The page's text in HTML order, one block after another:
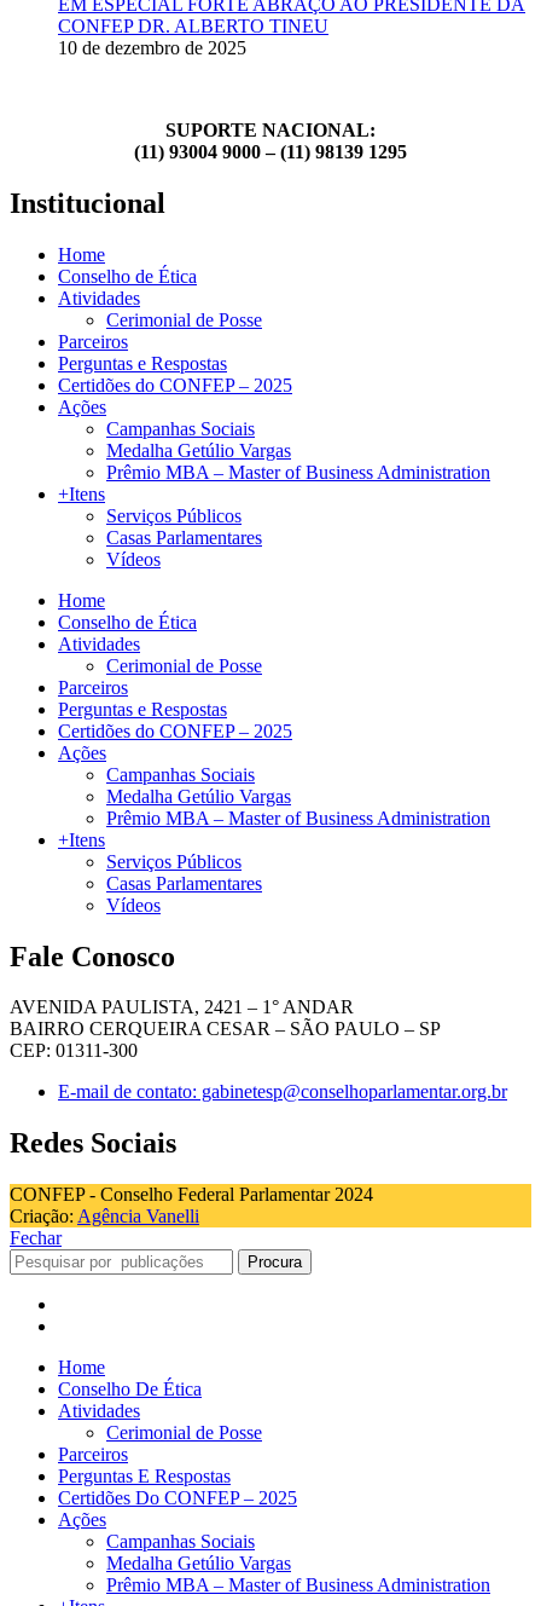
CONFEP DR. ALBERTO TINEU
10 de dezembro de 2025
SUPORTE NACIONAL:
(11) 93004 9000 – (11) 98139 1295
Institucional
Home
Conselho de Ética
Atividades
Cerimonial de Posse
Parceiros
Perguntas e Respostas
Certidões do CONFEP – 2025
Ações
Campanhas Sociais
Medalha Getúlio Vargas
Prêmio MBA – Master of Business Administration
+Itens
Serviços Públicos
Casas Parlamentares
Vídeos
Home
Conselho de Ética
Atividades
Cerimonial de Posse
Parceiros
Perguntas e Respostas
Certidões do CONFEP – 2025
Ações
Campanhas Sociais
Medalha Getúlio Vargas
Prêmio MBA – Master of Business Administration
+Itens
Serviços Públicos
Casas Parlamentares
Vídeos
Fale Conosco
AVENIDA PAULISTA, 2421 – 1° ANDAR
BAIRRO CERQUEIRA CESAR – SÃO PAULO – SP
CEP: 01311-300
E-mail de contato: gabinetesp@conselhoparlamentar.org.br
Redes Sociais
CONFEP - Conselho Federal Parlamentar 2024
Criação: Agência Vanelli
Fechar
Procura
Home
Conselho De Ética
Atividades
Cerimonial de Posse
Parceiros
Perguntas E Respostas
Certidões Do CONFEP – 2025
Ações
Campanhas Sociais
Medalha Getúlio Vargas
Prêmio MBA – Master of Business Administration